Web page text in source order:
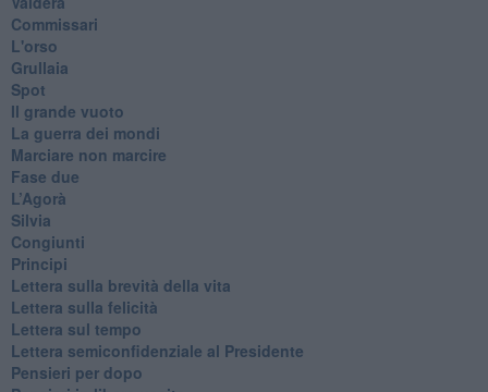
Commissari
L'orso
Grullaia
Spot
​Il grande vuoto
​La guerra dei mondi
Marciare non marcire
Fase due
L’Agorà
Silvia
Congiunti
Principi
​Lettera sulla brevità della vita
​Lettera sulla felicità
​Lettera sul tempo
Lettera semiconfidenziale al Presidente
Pensieri per dopo